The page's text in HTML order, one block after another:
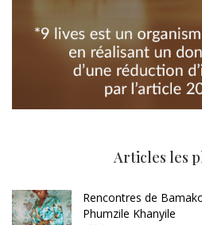
Articles les
Rencontres de
Phumzile Khanyile